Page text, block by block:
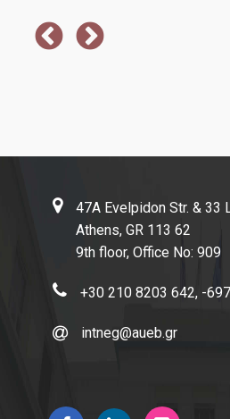
47A Evelpidon Str. & 33
Athens, GR 113 62
9th floor, Office No: 909
+30 210 8203 642, -
intneg@aueb.gr